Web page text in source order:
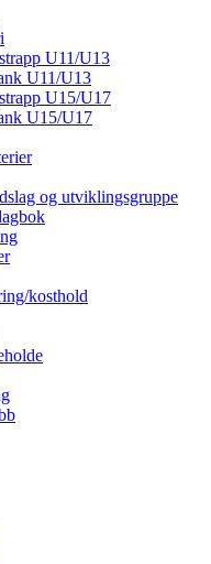
U11/U13
U11/U13
U15/U17
U15/U17
og utviklingsgruppe
kosthold